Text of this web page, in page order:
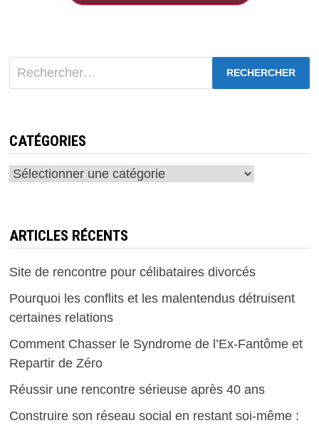
Rechercher :
CATÉGORIES
Catégories
ARTICLES RÉCENTS
Site de rencontre pour célibataires divorcés
Pourquoi les conflits et les malentendus détruisent
certaines relations
Comment Chasser le Syndrome de l’Ex-Fantôme et
Repartir de Zéro
Réussir une rencontre sérieuse après 40 ans
Construire son réseau social en restant soi-même :